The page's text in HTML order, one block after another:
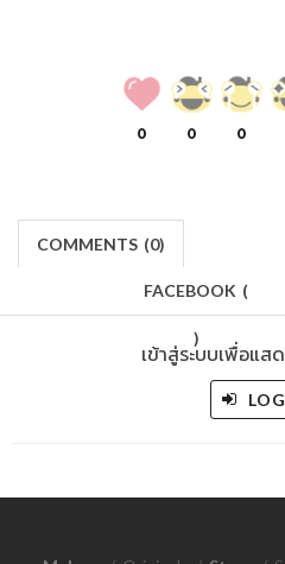
0 0 0
COMMENTS (0)
FACEBOOK (
)
เข้าสู่ระบบเพื่อแส